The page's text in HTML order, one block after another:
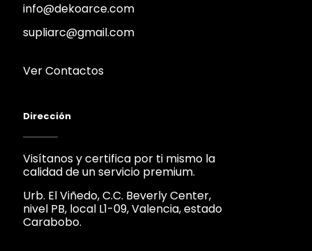
info@dekoarce.com
supliarc@gmail.com
Ver Contactos
Dirección
Visítanos y certifica por ti mismo la
calidad de un servicio premium.
Urb. El Viñedo, C.C. Beverly Center,
nivel PB, local L1-09, Valencia, estado
Carabobo.